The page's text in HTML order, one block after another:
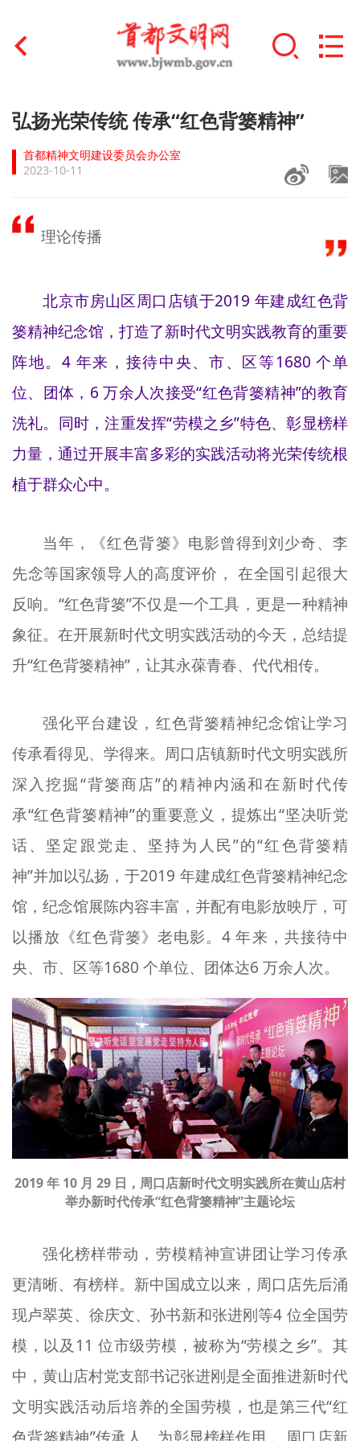
首页
文明创建
文明培育
榜样人物
+
身边好人
北京宣传文化引导基金
宣传思想文化人才
专题
资料库
+
弘扬光荣传统 传承“红色背篓精神”
首都精神文明建设委员会办公室
2023-10-11
理论传播
北京市房山区周口店镇于2019 年建成红色背
篓精神纪念馆，打造了新时代文明实践教育的重要
阵地。4 年来，接待中央、市、区等1680 个单
位、团体，6 万余人次接受“红色背篓精神”的教育
洗礼。同时，注重发挥“劳模之乡”特色、彰显榜样
力量，通过开展丰富多彩的实践活动将光荣传统根
植于群众心中。
当年，《红色背篓》电影曾得到刘少奇、李
先念等国家领导人的高度评价， 在全国引起很大
反响。“红色背篓”不仅是一个工具，更是一种精神
象征。在开展新时代文明实践活动的今天，总结提
升“红色背篓精神”，让其永葆青春、代代相传。
强化平台建设，红色背篓精神纪念馆让学习
传承看得见、学得来。周口店镇新时代文明实践所
深入挖掘“背篓商店”的精神内涵和在新时代传
承“红色背篓精神”的重要意义，提炼出“坚决听党
话、坚定跟党走、坚持为人民”的“红色背篓精
神”并加以弘扬，于2019 年建成红色背篓精神纪念
馆，纪念馆展陈内容丰富，并配有电影放映厅，可
以播放《红色背篓》老电影。4 年来，共接待中
央、市、区等1680 个单位、团体达6 万余人次。
2019 年 10 月 29 日，周口店新时代文明实践所在黄山店村
举办新时代传承“红色背篓精神”主题论坛
强化榜样带动，劳模精神宣讲团让学习传承
更清晰、有榜样。新中国成立以来，周口店先后涌
现卢翠英、徐庆文、孙书新和张进刚等4 位全国劳
模，以及11 位市级劳模，被称为“劳模之乡”。其
中，黄山店村党支部书记张进刚是全面推进新时代
文明实践活动后培养的全国劳模，也是第三代“红